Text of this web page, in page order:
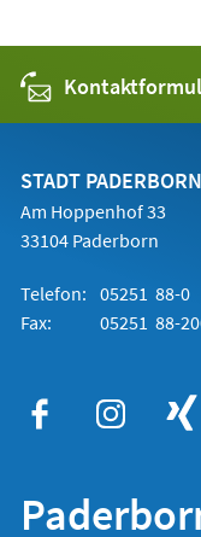
STADT PADERBORN
Am Hoppenhof 33
33104 Paderborn
Telefon: 05251 88-0
Fax:
05251 88-